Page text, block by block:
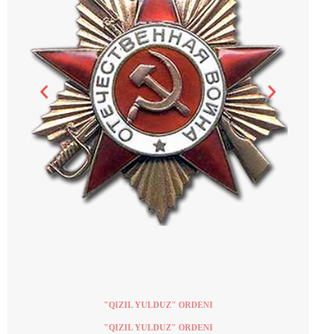
"QIZIL YULDUZ" ORDENI
"QIZIL YULDUZ" ORDENI